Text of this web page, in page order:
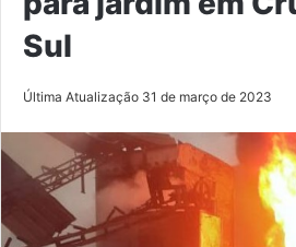
Sul
Última Atualização 31 de março de 2023